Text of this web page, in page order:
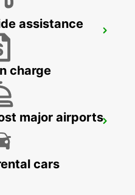
assistance
charge
major airports
cars